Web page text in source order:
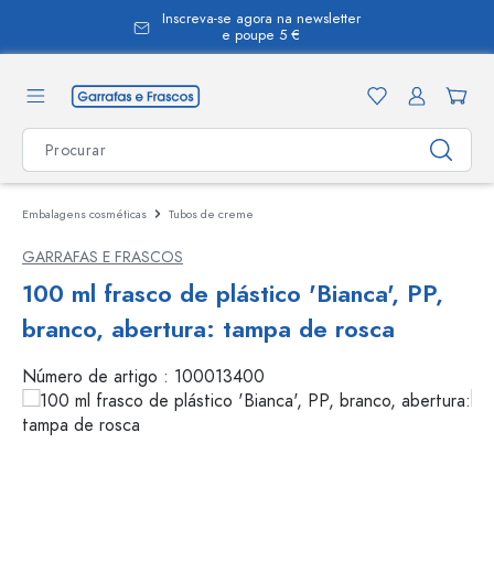
Inscreva-se agora na newsletter
e poupe 5 €
Embalagens cosméticas Tubos de creme
GARRAFAS E FRASCOS
100 ml frasco de plástico 'Bianca', PP,
branco, abertura: tampa de rosca
Número de artigo : 100013400